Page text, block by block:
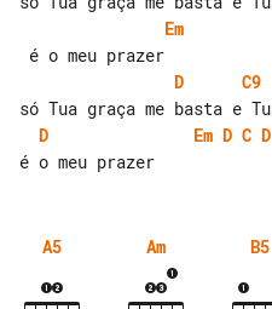
Em
D
C9
D
Em D C D
A5 Am B5